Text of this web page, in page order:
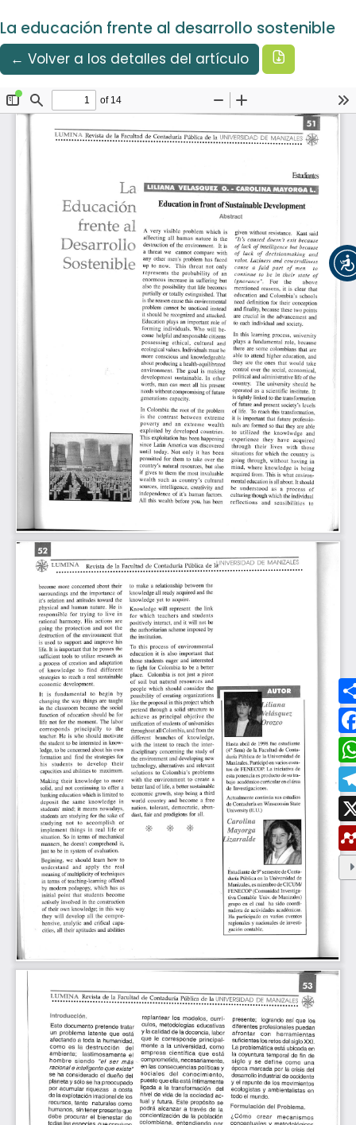
Registrarse Entrar
La educación frente al desarrollo sostenible
← Volver a los detalles del artículo
Síguenos
MEDIOS UMANIZALES
UMedia
Canal UM
UMFM Radio
Revistas
Podcast
Directorio
ESTUDIAR EN LA UMANIZALES
Pregrados
Especializaciones
Educación continuada
Video Institucional
Consultorio Jurídico
NORMATIVAS
Autoridades
Transparencia y acceso a la información
pública